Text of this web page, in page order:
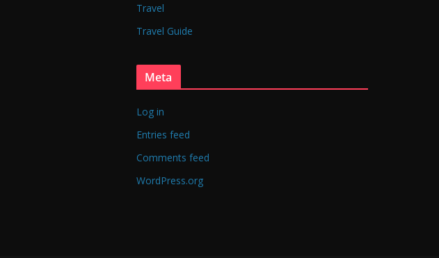
Travel
Travel Guide
Meta
Log in
Entries feed
Comments feed
WordPress.org